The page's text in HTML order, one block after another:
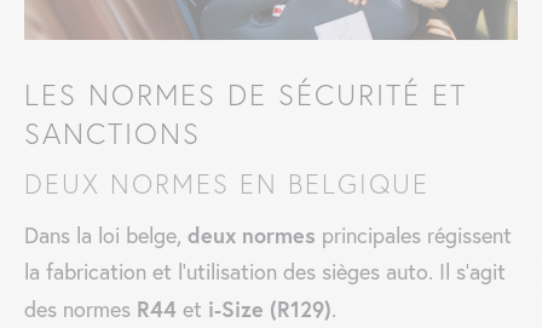
LES NORMES DE SÉCURITÉ ET
SANCTIONS
DEUX NORMES EN BELGIQUE
Dans la loi belge, deux normes principales régissent
la fabrication et l’utilisation des sièges auto. Il s’agit
des normes R44 et i-Size (R129).